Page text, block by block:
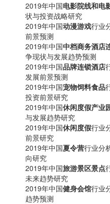
2019年中国电影院线和电
状与投资战略研究
2019年中国动漫游戏行业
前景预测
2019年中国中档商务酒店
争现状与发展趋势预测
2019年中国品牌连锁酒店
发展前景预测
2019年中国宠物饲料食品
投资前景研究
2019年中国休闲度假产业
与发展趋势研究
2019年中国休闲度假行业
前景研究
2019年中国夏令营行业分
向研究
2019年中国旅游景区景点
未来趋势研究
2019年中国健身会馆行业
趋势预测